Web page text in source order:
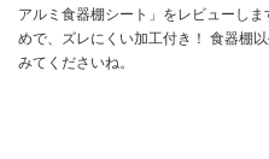
アルミ食器棚シート」をレビューし
めで、ズレにくい加工付き！ 食器棚
みてくださいね。